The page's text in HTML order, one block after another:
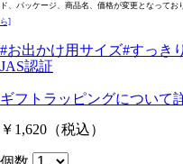
ド、パッケージ、商品名、価格が変更となってお
ら]
#お出かけ用サイズ#すっき
JAS認証
ギフトラッピングについて
￥1,620 （税込）